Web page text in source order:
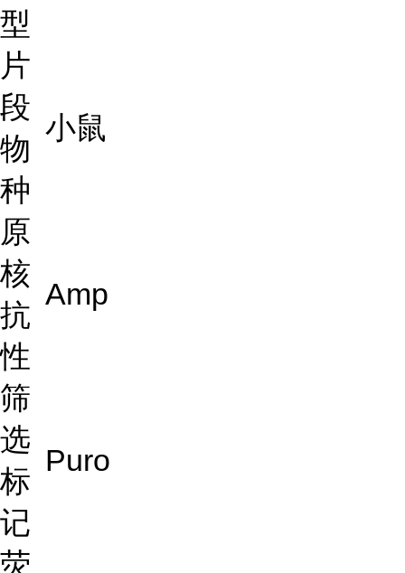
型
片
段
物
种
小鼠
原
核
抗
性
Amp
筛
选
标
记
Puro
荧